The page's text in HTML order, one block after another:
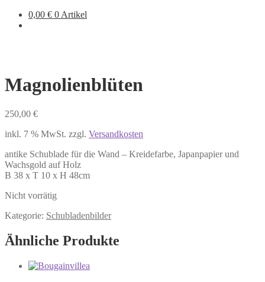
0,00 € 0 Artikel
Magnolienblüten
250,00 €
inkl. 7 % MwSt. zzgl. Versandkosten
antike Schublade für die Wand – Kreidefarbe, Japanpapier und
Wachsgold auf Holz
B 38 x T 10 x H 48cm
Nicht vorrätig
Kategorie: Schubladenbilder
Ähnliche Produkte